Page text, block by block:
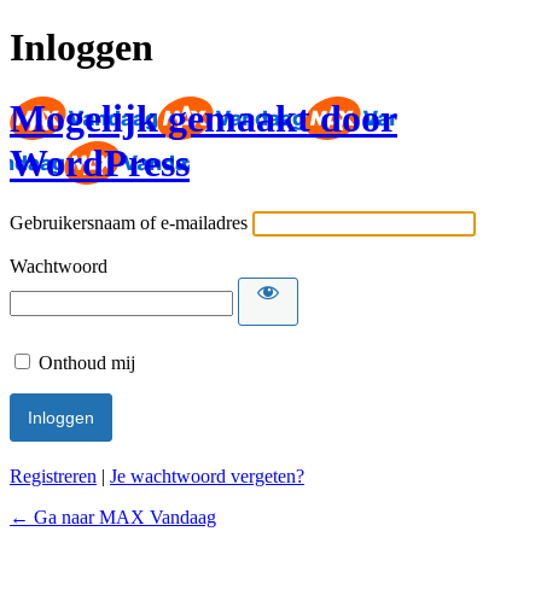
Inloggen
Mogelijk gemaakt door
WordPress
Gebruikersnaam of e-mailadres
Wachtwoord
Onthoud mij
Registreren | Je wachtwoord vergeten?
← Ga naar MAX Vandaag